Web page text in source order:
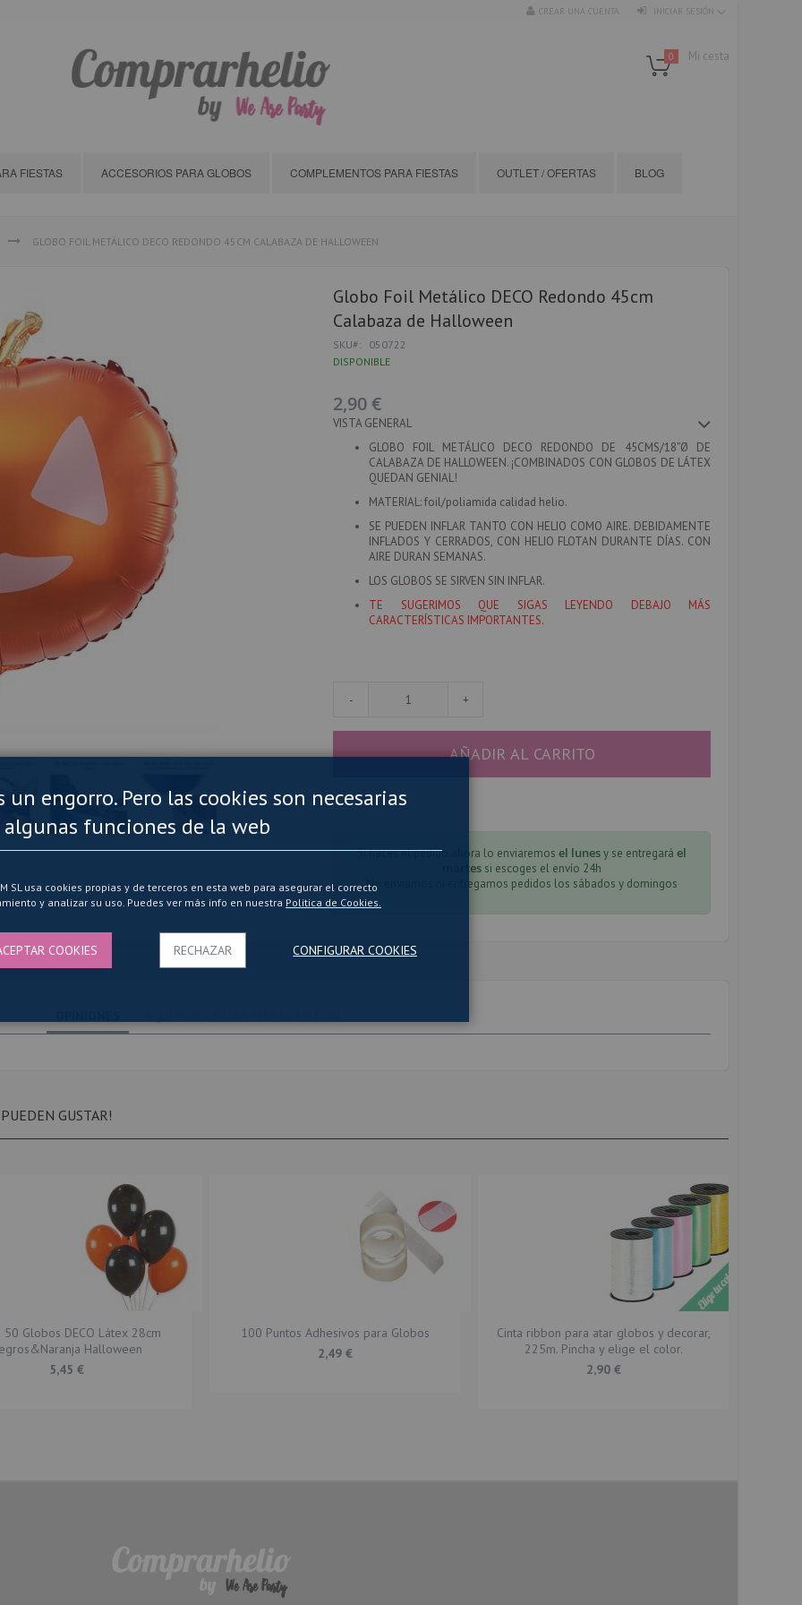
INICIAR SESIÓN
CREAR UNA CUENTA
Mi cesta
0
FIESTAS ACCESORIOS PARA GLOBOS COMPLEMENTOS PARA FIESTAS OUTLET / OFERTAS BLOG
GLOBO FOIL METÁLICO DECO REDONDO 45CM CALABAZA DE HALLOWEEN
Globo Foil Metálico DECO Redondo 45cm
Calabaza de Halloween
SKU
050722
DISPONIBLE
2,90 €
VISTA GENERAL
GLOBO FOIL METÁLICO DECO REDONDO DE 45CMS/18”Ø DE
CALABAZA DE HALLOWEEN. ¡COMBINADOS CON GLOBOS DE LÁTEX
QUEDAN GENIAL!
MATERIAL: foil/poliamida calidad helio.
SE PUEDEN INFLAR TANTO CON HELIO COMO AIRE. DEBIDAMENTE
INFLADOS Y CERRADOS, CON HELIO FLOTAN DURANTE DÍAS. CON
AIRE DURAN SEMANAS.
LOS GLOBOS SE SIRVEN SIN INFLAR.
TE SUGERIMOS QUE SIGAS LEYENDO DEBAJO MÁS
CARACTERÍSTICAS IMPORTANTES.
- +
AÑADIR AL CARRITO
Si haces el pedido ahora lo enviaremosel lunesy se entregaráel
martes si escoges el envío 24h
No enviamos ni entregamos pedidos los sábados y domingos
GUSTAR!
50 Globos DECO Látex 28cm
Halloween
5,45 €
100 Puntos Adhesivos para Globos
2,49 €
Cinta ribbon para atar globos y decorar,
225m. Pincha y elige el color.
2,90 €
un engorro. Pero las cookies son necesarias
algunas funciones de la web
SL usa cookies propias y de terceros en esta web para asegurar el correcto
y analizar su uso. Puedes ver más info en nuestra Politica de Cookies.
COOKIES RECHAZAR CONFIGURAR COOKIES